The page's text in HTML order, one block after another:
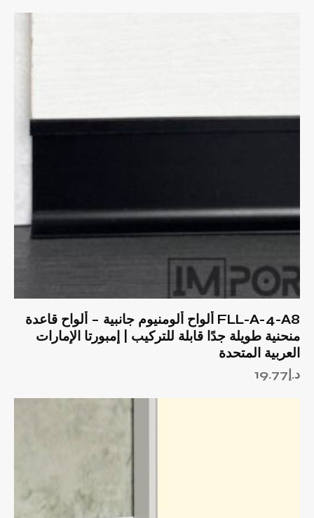
FLL-A-4-A8 ألواح ألومنيوم جانبية – ألواح قاعدة
منحنية طويلة جدًا قابلة للتركيب | إمبورتا الإمارات
العربية المتحدة
د.إ 19.77